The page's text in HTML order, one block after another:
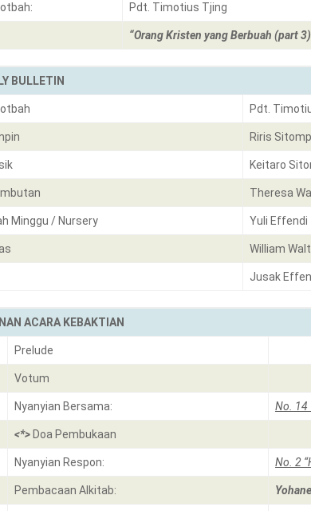
Pdt. Timotius Tjing
“Orang Kristen yang Berbuah (part
BULLETIN
Pdt.
Riris
Keitaro
Theresa
Minggu / Nursery Yuli Effendi
William
Jusak
ACARA KEBAKTIAN
Prelude
Votum
Nyanyian Bersama: No. 14
<*> Doa Pembukaan
Nyanyian Respon: No. 2
Pembacaan Alkitab: